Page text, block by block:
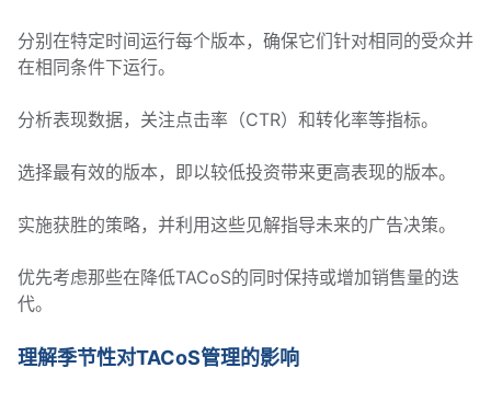
分别在特定时间运行每个版本，确保它们针对相同的受众并
在相同条件下运行。
分析表现数据，关注点击率（CTR）和转化率等指标。
选择最有效的版本，即以较低投资带来更高表现的版本。
实施获胜的策略，并利用这些见解指导未来的广告决策。
优先考虑那些在降低TACoS的同时保持或增加销售量的迭
代。
理解季节性对TACoS管理的影响